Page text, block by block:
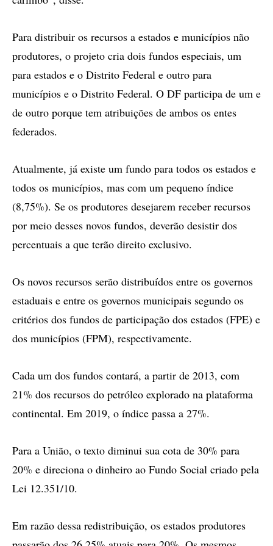
Para distribuir os recursos a estados e municípios não
produtores, o projeto cria dois fundos especiais, um
para estados e o Distrito Federal e outro para
municípios e o Distrito Federal. O DF participa de um e
de outro porque tem atribuições de ambos os entes
federados.
Atualmente, já existe um fundo para todos os estados e
todos os municípios, mas com um pequeno índice
(8,75%). Se os produtores desejarem receber recursos
por meio desses novos fundos, deverão desistir dos
percentuais a que terão direito exclusivo.
Os novos recursos serão distribuídos entre os governos
estaduais e entre os governos municipais segundo os
critérios dos fundos de participação dos estados (FPE) e
dos municípios (FPM), respectivamente.
Cada um dos fundos contará, a partir de 2013, com
21% dos recursos do petróleo explorado na plataforma
continental. Em 2019, o índice passa a 27%.
Para a União, o texto diminui sua cota de 30% para
20% e direciona o dinheiro ao Fundo Social criado pela
Lei 12.351/10.
Em razão dessa redistribuição, os estados produtores